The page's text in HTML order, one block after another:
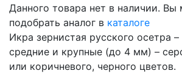
Данного товара нет в наличии. Вы
подобрать аналог в каталоге
Икра зернистая русского осетра
средние и крупные (до 4 мм) –
или коричневого, черного цветов.